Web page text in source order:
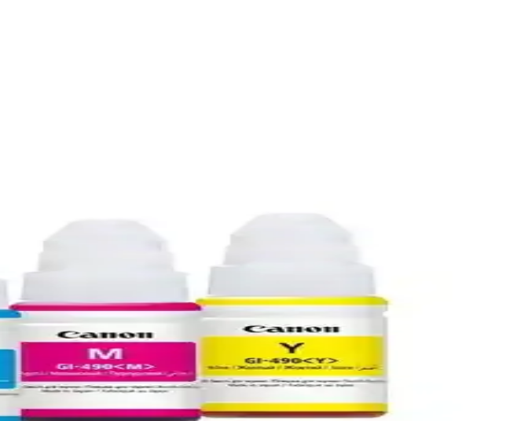
uygun, ekonomik ve çevre dostu çözümler sunar.
kartuş tercih ederek ekonomik ve çevre dostu baskılar elde edebilirsiniz.
ideal bir baskı çözümü sunuyor. Kullanıcı dostu özellikleriyle dikkat çekiyor.
İçin